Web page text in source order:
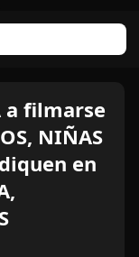
a filmarse
NIÑAS
en